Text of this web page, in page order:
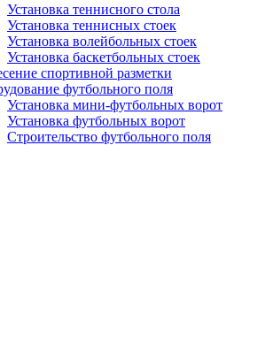
Установка теннисного стола
Установка теннисных стоек
Установка волейбольных стоек
Установка баскетбольных стоек
спортивной разметки
футбольного поля
Установка мини-футбольных ворот
Установка футбольных ворот
Строительство футбольного поля